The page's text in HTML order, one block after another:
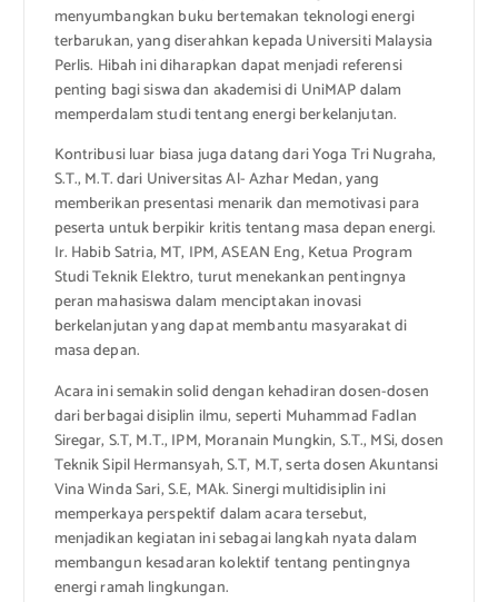
menyumbangkan buku bertemakan teknologi energi
terbarukan, yang diserahkan kepada Universiti Malaysia
Perlis. Hibah ini diharapkan dapat menjadi referensi
penting bagi siswa dan akademisi di UniMAP dalam
memperdalam studi tentang energi berkelanjutan.
Kontribusi luar biasa juga datang dari Yoga Tri Nugraha,
S.T., M.T. dari Universitas Al- Azhar Medan, yang
memberikan presentasi menarik dan memotivasi para
peserta untuk berpikir kritis tentang masa depan energi.
Ir. Habib Satria, MT, IPM, ASEAN Eng, Ketua Program
Studi Teknik Elektro, turut menekankan pentingnya
peran mahasiswa dalam menciptakan inovasi
berkelanjutan yang dapat membantu masyarakat di
masa depan.
Acara ini semakin solid dengan kehadiran dosen-dosen
dari berbagai disiplin ilmu, seperti Muhammad Fadlan
Siregar, S.T, M.T., IPM, Moranain Mungkin, S.T., MSi, dosen
Teknik Sipil Hermansyah, S.T, M.T, serta dosen Akuntansi
Vina Winda Sari, S.E, MAk. Sinergi multidisiplin ini
memperkaya perspektif dalam acara tersebut,
menjadikan kegiatan ini sebagai langkah nyata dalam
membangun kesadaran kolektif tentang pentingnya
energi ramah lingkungan.